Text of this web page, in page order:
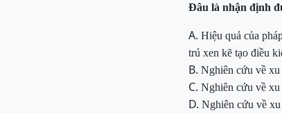
Đâu là nhận định
A. Hiệu quả của
trú xen kẽ tạo điều
B. Nghiên cứu về xu
C. Nghiên cứu về xu
D. Nghiên cứu về